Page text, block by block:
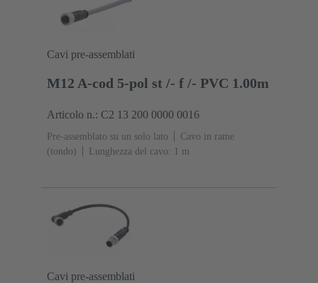
Cavi pre-assemblati
M12 A-cod 5-pol st /- f /- PVC 1.00m
Articolo n.: C2 13 200 0000 0016
Pre-assemblato su un solo lato
Cavo in rame
(tondo)
Lunghezza del cavo: 1 m
Cavi pre-assemblati